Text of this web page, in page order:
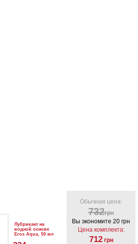
Лубрикант на
водной основе
Eros Aqua, 50 мл
Обычная цена:
732грн
Вы экономите 20 грн
Цена комплекта:
712грн